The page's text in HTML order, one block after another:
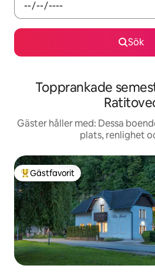
Sök
Topprankade
Gäster håller med: Dessa
plats, renlighet
Populär gästfavorit
Gästfavorit